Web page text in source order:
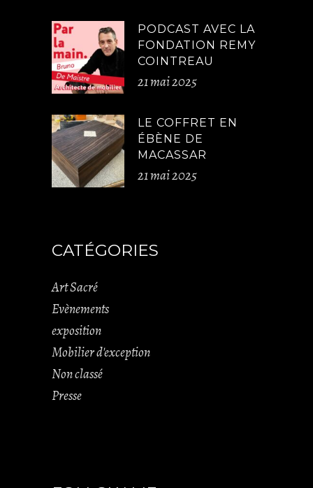
PODCAST AVEC LA
FONDATION REMY
COINTREAU
21 mai 2025
LE COFFRET EN
ÉBÈNE DE
MACASSAR
21 mai 2025
CATÉGORIES
Art Sacré
Evènements
exposition
Mobilier d'exception
Non classé
Presse